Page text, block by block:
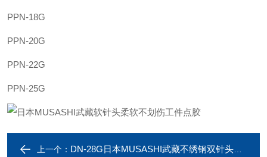
PPN-18G
PPN-20G
PPN-22G
PPN-25G
上一个： DN-28G日本MUSASHI武藏不绣钢双针头多点同时吐胶